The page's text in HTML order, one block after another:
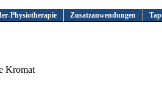
Physiotherapie Zusatzanwendungen
Kromat